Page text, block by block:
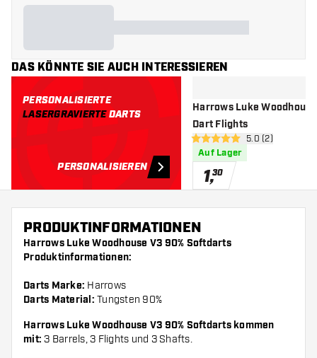
DAS KÖNNTE SIE AUCH INTERESSIEREN
PERSONALISIERTE
LASERGRAVIERTEDARTS
PERSONALISIEREN
Harrows Luke
Dart Flights
5 Bewertungssterne
5.0 (2)
Auf Lager
1,30
PRODUKTINFORMATIONEN
Harrows Luke Woodhouse V3 90% Softdarts
Produktinformationen:
Darts Marke: Harrows
Darts Material: Tungsten 90%
Harrows Luke Woodhouse V3 90% Softdarts kommen
mit: 3 Barrels, 3 Flights und 3 Shafts.